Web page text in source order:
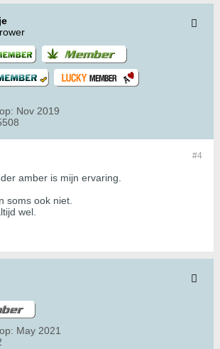
Nov 2019
#4
amber is mijn ervaring.
soms ook niet.
wel.
May 2021